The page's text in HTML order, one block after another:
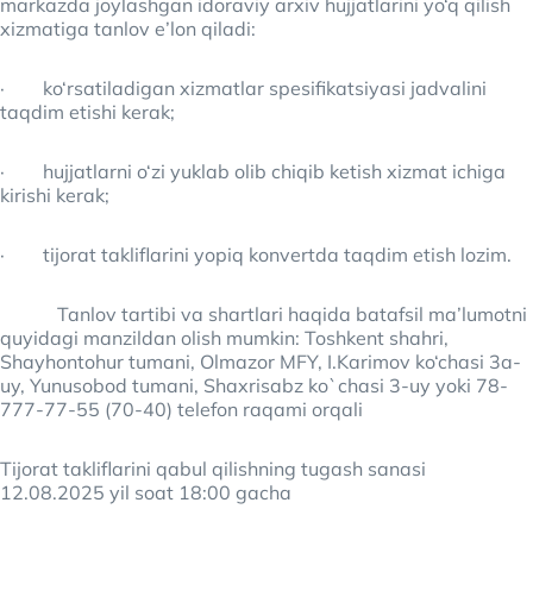
markazda joylashgan idoraviy arxiv hujjatlarini yo‘q qilish
xizmatiga tanlov e’lon qiladi:
· ko‘rsatiladigan xizmatlar spesifikatsiyasi jadvalini
taqdim etishi kerak;
· hujjatlarni o‘zi yuklab olib chiqib ketish xizmat ichiga
kirishi kerak;
· tijorat takliflarini yopiq konvertda taqdim etish lozim.
Tanlov tartibi va shartlari haqida batafsil ma’lumotni
quyidagi manzildan olish mumkin: Toshkent shahri,
Shayhontohur tumani, Olmazor MFY, I.Karimov ko‘chasi 3a-
uy, Yunusobod tumani, Shaxrisabz ko`chasi 3-uy yoki 78-
777-77-55 (70-40) telefon raqami orqali
Tijorat takliflarini qabul qilishning tugash sanasi
12.08.2025 yil soat 18:00 gacha